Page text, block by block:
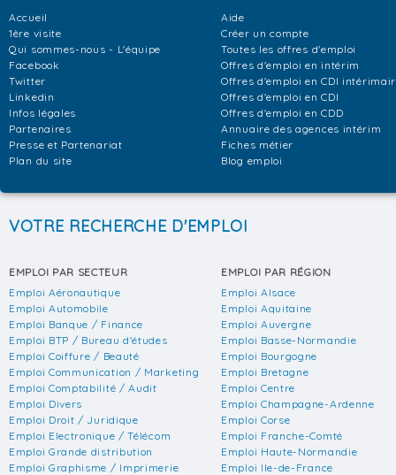
Accueil
1ère visite
Qui sommes-nous - L'équipe
Facebook
Twitter
Linkedin
Infos légales
Partenaires
Presse et Partenariat
Plan du site
Aide
Créer un compte
Toutes les offres d'emploi
Offres d'emploi en intérim
Offres d'emploi en CDI
Offres d'emploi en CDI
Offres d'emploi en CDD
Annuaire des agences intérim
Fiches métier
Blog emploi
VOTRE RECHERCHE D'EMPLOI
EMPLOI PAR SECTEUR
Emploi Aéronautique
Emploi Automobile
Emploi Banque / Finance
Emploi BTP / Bureau d'études
Emploi Coiffure / Beauté
Emploi Communication / Marketing
Emploi Comptabilité / Audit
Emploi Divers
Emploi Droit / Juridique
Emploi Electronique / Télécom
Emploi Grande distribution
Emploi Graphisme / Imprimerie
EMPLOI PAR RÉGION
Emploi Alsace
Emploi Aquitaine
Emploi Auvergne
Emploi Basse-Normandie
Emploi Bourgogne
Emploi Bretagne
Emploi Centre
Emploi Champagne-Ardenne
Emploi Corse
Emploi Franche-Comté
Emploi Haute-Normandie
Emploi Ile-de-France